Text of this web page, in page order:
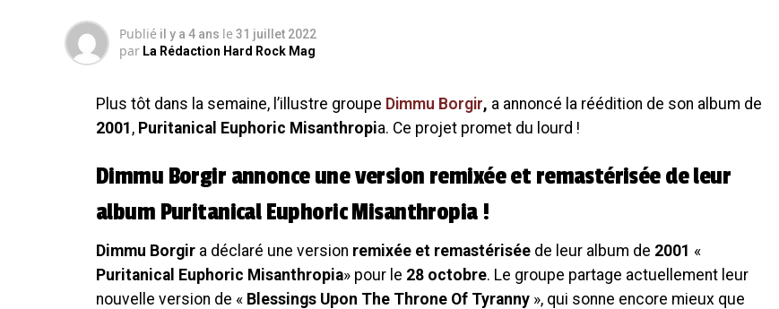
Publié il y a 4 ans le 31 juillet 2022
par La Rédaction Hard Rock Mag
Plus tôt dans la semaine, l’illustre groupe Dimmu Borgir, a annoncé la réédition de son album de
2001 , Puritanical Euphoric Misanthropia. Ce projet promet du lourd !
Dimmu Borgir annonce une version remixée et remastérisée de leur
album Puritanical Euphoric Misanthropia !
Dimmu Borgir a déclaré une version remixée et remastérisée de leur album de 2001 «
Puritanical Euphoric Misanthropia» pour le 28 octobre. Le groupe partage actuellement leur
nouvelle version de « Blessings Upon The Throne Of Tyranny », qui sonne encore mieux que